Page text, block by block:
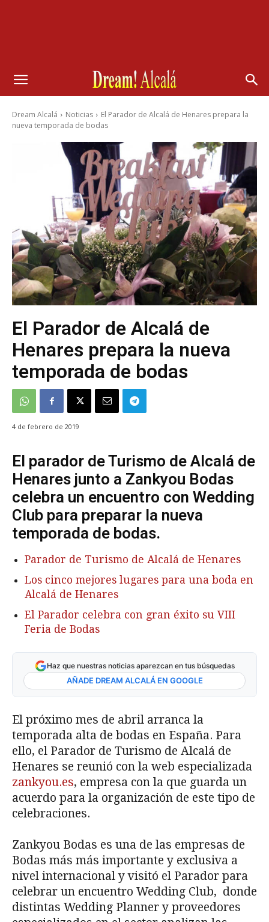
Dream Alcalá Noticias
El Parador de Alcalá de Henares prepara la
nueva temporada de bodas
El Parador de Alcalá de
Henares prepara la nueva
temporada de bodas
4 de febrero de 2019
El parador de Turismo de Alcalá de
Henares junto a Zankyou Bodas
celebra un encuentro con Wedding
Club para preparar la nueva
temporada de bodas.
Parador de Turismo de Alcalá de Henares
Los cinco mejores lugares para una boda en
Alcalá de Henares
El Parador celebra con gran éxito su VIII
Feria de Bodas
Haz que nuestras noticias aparezcan en tus búsquedas
AÑADE DREAM ALCALÁ EN GOOGLE
El próximo mes de abril arranca la
temporada alta de bodas en España. Para
ello, el Parador de Turismo de Alcalá de
Henares se reunió con la web especializada
zankyou.es, empresa con la que guarda un
acuerdo para la organización de este tipo de
celebraciones.
Zankyou Bodas es una de las empresas de
Bodas más más importante y exclusiva a
nivel internacional y visitó el Parador para
celebrar un encuentro Wedding Club, donde
distintas Wedding Planner y proveedores